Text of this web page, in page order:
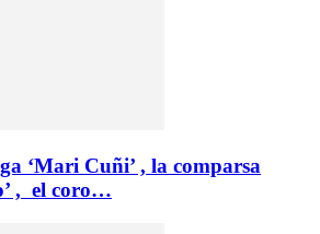
‘Mari Cuñi’ , la comparsa
, el coro…